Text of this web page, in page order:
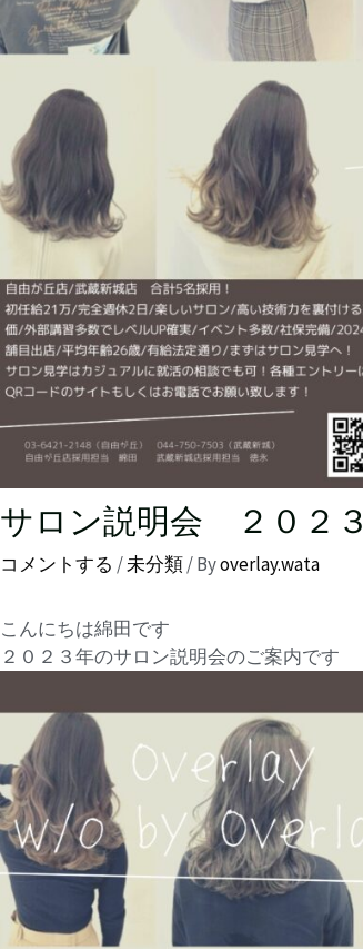
サロン説明会 ２０２３
コメントする /未分類/ Byoverlay.wata
こんにちは綿田です
２０２３年のサロン説明会のご案内です